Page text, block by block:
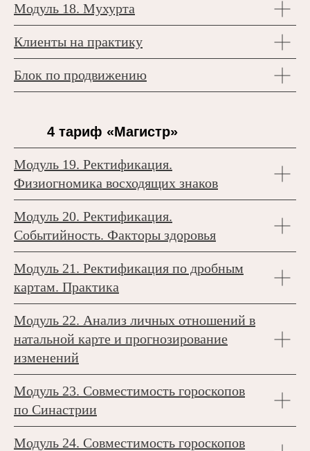
Модуль 18. Мухурта
Клиенты на практику
Блок по продвижению
4 тариф «Магистр»
Модуль 19. Ректификация.
Физиогномика восходящих знаков
Модуль 20. Ректификация.
Событийность. Факторы здоровья
Модуль 21. Ректификация по дробным
картам. Практика
Модуль 22. Анализ личных отношений в
натальной карте и прогнозирование
изменений
Модуль 23. Совместимость гороскопов
по Синастрии
Модуль 24. Совместимость гороскопов